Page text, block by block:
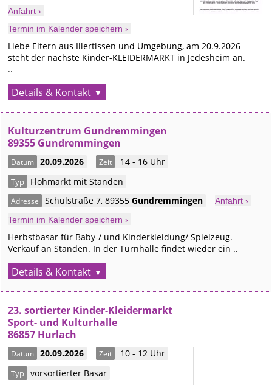
Anfahrt ›
Termin im Kalender speichern ›
Liebe Eltern aus Illertissen und Umgebung, am 20.9.2026
steht der nächste Kinder-KLEIDERMARKT in Jedesheim an.
..
Details & Kontakt
Kulturzentrum Gundremmingen
89355 Gundremmingen
Datum 20.09.2026 Zeit 14 - 16 Uhr
Typ Flohmarkt mit Ständen
Adresse Schulstraße 7,89355Gundremmingen
Anfahrt ›
Termin im Kalender speichern ›
Herbstbasar für Baby-/ und Kinderkleidung/ Spielzeug.
Verkauf an Ständen. In der Turnhalle findet wieder ein ..
Details & Kontakt
23. sortierter Kinder-Kleidermarkt
Sport- und Kulturhalle
86857 Hurlach
Datum 20.09.2026 Zeit 10 - 12 Uhr
Typ vorsortierter Basar